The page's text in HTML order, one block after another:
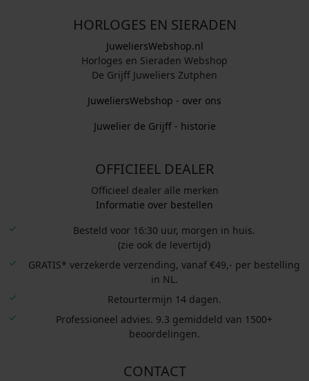
HORLOGES EN SIERADEN
JuweliersWebshop.nl
Horloges en Sieraden Webshop
De Grijff Juweliers Zutphen
JuweliersWebshop - over ons
Juwelier de Grijff - historie
OFFICIEEL DEALER
Officieel dealer alle merken
Informatie over bestellen
Besteld voor 16:30 uur, morgen in huis.
(zie ook de levertijd)
GRATIS* verzekerde verzending, vanaf €49,- per bestelling
in NL.
Retourtermijn 14 dagen.
Professioneel advies. 9.3 gemiddeld van 1500+
beoordelingen.
CONTACT